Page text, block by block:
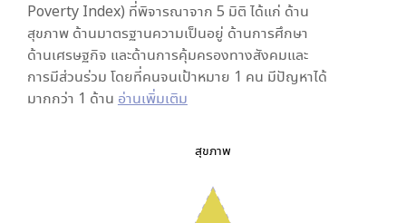
Poverty Index) ที่พิจารณาจาก 5 มิติ ได้แก่ ด้าน
สุขภาพ ด้านมาตรฐานความเป็นอยู่ ด้านการศึกษา
ด้านเศรษฐกิจ และด้านการคุ้มครองทางสังคมและ
การมีส่วนร่วม โดยที่คนจนเป้าหมาย 1 คน มีปัญหาได้
มากกว่า 1 ด้าน อ่านเพิ่มเติม
สุขภาพ